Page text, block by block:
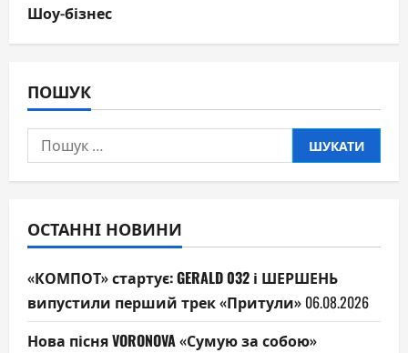
Шоу-бізнес
ПОШУК
Пошук:
ОСТАННІ НОВИНИ
«КОМПОТ» стартує: GERALD 032 і ШЕРШЕНЬ
випустили перший трек «Притули» 06.08.2026
Нова пісня VORONOVA «Сумую за собою»